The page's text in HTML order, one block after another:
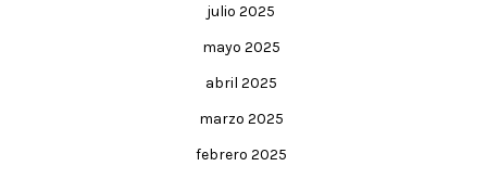
julio 2025
mayo 2025
abril 2025
marzo 2025
febrero 2025